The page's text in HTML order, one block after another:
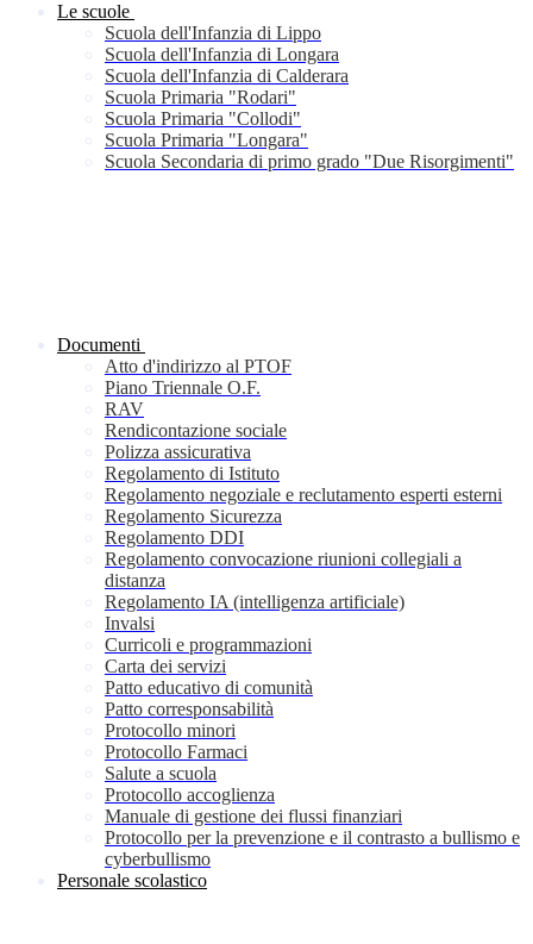
Le scuole
Scuola dell'Infanzia di Lippo
Scuola dell'Infanzia di Longara
Scuola dell'Infanzia di Calderara
Scuola Primaria "Rodari"
Scuola Primaria "Collodi"
Scuola Primaria "Longara"
Scuola Secondaria di primo grado "Due Risorgimenti"
Documenti
Atto d'indirizzo al PTOF
Piano Triennale O.F.
RAV
Rendicontazione sociale
Polizza assicurativa
Regolamento di Istituto
Regolamento negoziale e reclutamento esperti esterni
Regolamento Sicurezza
Regolamento DDI
Regolamento convocazione riunioni collegiali a
distanza
Regolamento IA (intelligenza artificiale)
Invalsi
Curricoli e programmazioni
Carta dei servizi
Patto educativo di comunità
Patto corresponsabilità
Protocollo minori
Protocollo Farmaci
Salute a scuola
Protocollo accoglienza
Manuale di gestione dei flussi finanziari
Protocollo per la prevenzione e il contrasto a bullismo e
cyberbullismo
Personale scolastico